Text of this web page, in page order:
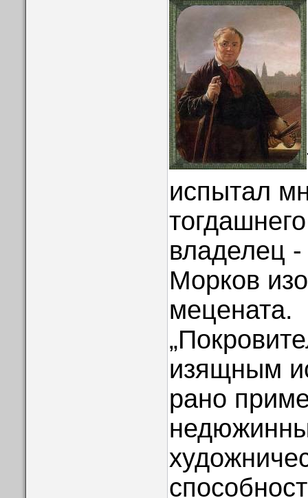
испытал
владелец
Морков
мецената.
изящным
рано